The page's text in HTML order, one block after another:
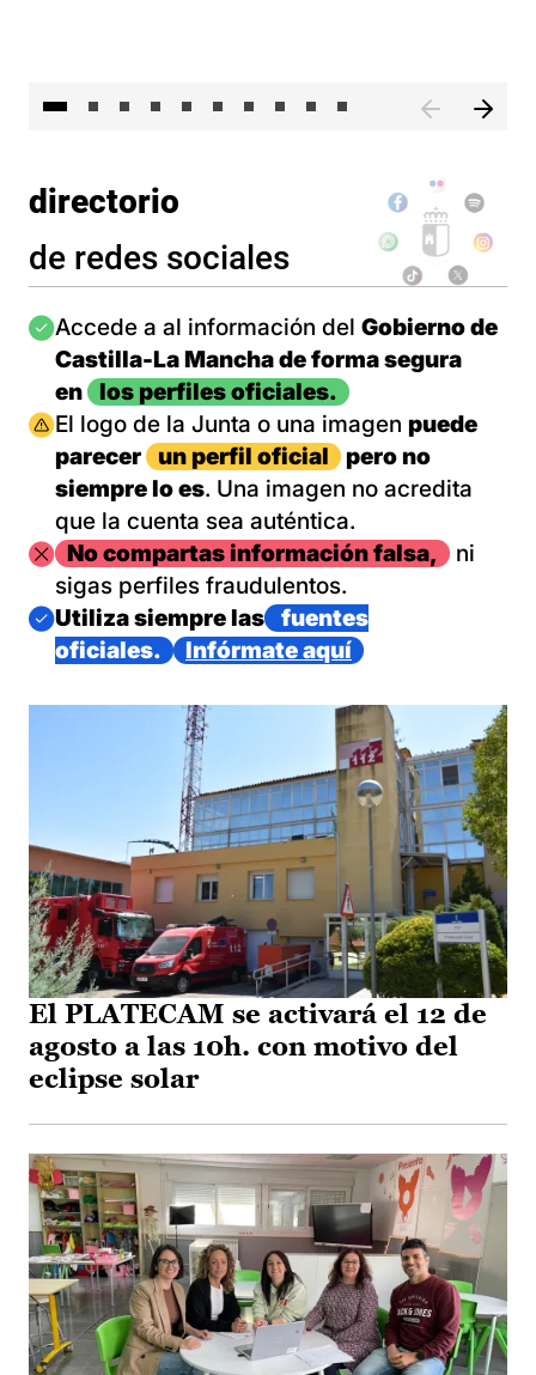
directorio
de redes sociales
Imagen
Accede a al información del Gobierno de
Castilla-La Mancha de forma segura
en
los perfiles oficiales.
Imagen
El logo de la Junta o una imagen puede
parecer
un perfil oficial
pero no
siempre lo es. Una imagen no acredita
que la cuenta sea auténtica.
ImagenNo compartas información falsa,
ni
sigas perfiles fraudulentos.
Imagen
Utiliza siempre las
fuentes
oficiales.
Infórmate aquí
El PLATECAM se activará el 12 de
agosto a las 10h. con motivo del
eclipse solar